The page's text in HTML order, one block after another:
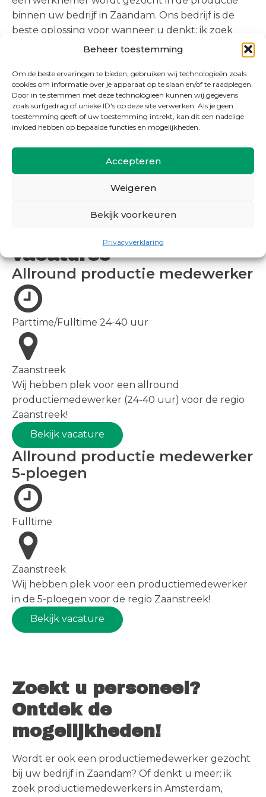
Beheer toestemming
Om de beste ervaringen te bieden, gebruiken wij technologieën zoals
cookies om informatie over je apparaat op te slaan en/of te raadplegen.
Door in te stemmen met deze technologieën kunnen wij gegevens
zoals surfgedrag of unieke ID's op deze site verwerken. Als je geen
toestemming geeft of uw toestemming intrekt, kan dit een nadelige
invloed hebben op bepaalde functies en mogelijkheden.
Accepteren
Weigeren
Bekijk voorkeuren
Privacyverklaring
binnen uw bedrijf in Zaandam. Ons bedrijf is de
beste oplossing voor wanneer u denkt: ik zoek
productiemedewerkers in Amsterdam, Zaandam
betrokken medewerkers die de benodigde
werkzaamheden graag voor u uitvoeren. Ontdek
snel wat wij voor u kunnen betekenen en vraag
naar alle mogelijkheden bij het zoeken naar
vakkundig en goed personeel voor
uwopenstaande vacatures.
Bekijk onze beschikbare
vacatures
Allround productie medewerker
Parttime/Fulltime 24-40 uur
Zaanstreek
Wij hebben plek voor een allround
productiemedewerker (24-40 uur) voor de regio
Zaanstreek!
Bekijk vacature
Allround productie medewerker
5-ploegen
Fulltime
Zaanstreek
Wij hebben plek voor een productiemedewerker
in de 5-ploegen voor de regio Zaanstreek!
Bekijk vacature
Zoekt u personeel?
Ontdek de
mogelijkheden!
Wordt er ook een productiemedewerker gezocht
bij uw bedrijf in Zaandam? Of denkt u meer: ik
zoek productiemedewerkers in Amsterdam,